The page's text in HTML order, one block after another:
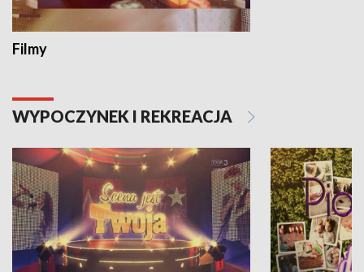
Filmy
WYPOCZYNEK I REKREACJA